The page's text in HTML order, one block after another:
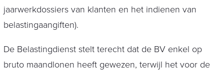
jaarwerkdossiers van klanten en het indienen van
belastingaangiften).
De Belastingdienst stelt terecht dat de BV enkel op
bruto maandlonen heeft gewezen, terwijl het voor de